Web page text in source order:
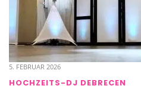
5. FEBRUAR 2026
HOCHZEITS-DJ DEBRECEN